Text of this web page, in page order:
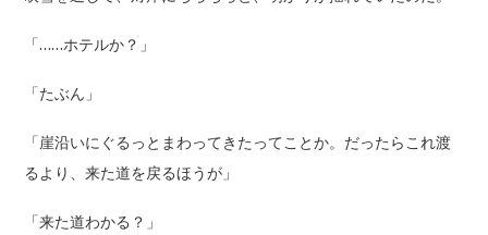
「……ホテルか？」
「たぶん」
「崖沿いにぐるっとまわってきたってことか。だったらこれ渡
るより、来た道を戻るほうが」
「来た道わかる？」